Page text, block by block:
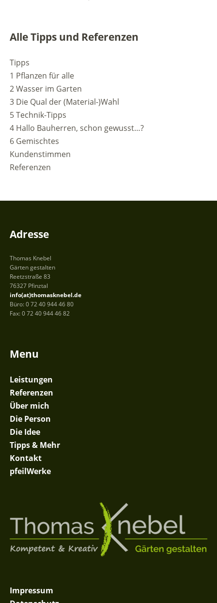
Alle Tipps und Referenzen
Tipps
1 Pflanzen für alle
2 Wasser im Garten
3 Die Qual der (Material-)Wahl
5 Technik-Tipps
4 Hallo Bauherren, schon gewusst…?
6 Gemischtes
Kundenstimmen
Referenzen
Adresse
Thomas Knebel
Gärten gestalten
Reetzstraße 83
76327 Pfinztal
info(at)thomasknebel.de
Büro: 0 72 40 944 46 80
Fax: 0 72 40 944 46 82
Menu
Leistungen
Referenzen
Über mich
Die Person
Die Idee
Tipps & Mehr
Kontakt
pfeilWerke
Impressum